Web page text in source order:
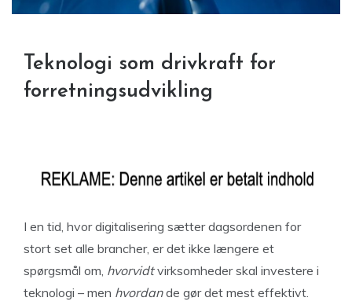
Teknologi som drivkraft for
forretningsudvikling
I en tid, hvor digitalisering sætter dagsordenen for
stort set alle brancher, er det ikke længere et
spørgsmål om, hvorvidtvirksomheder skal investere i
teknologi – men hvordande gør det mest effektivt.